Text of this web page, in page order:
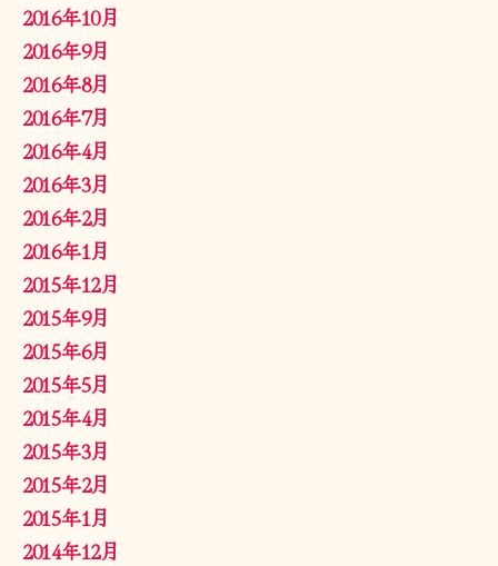
2016年10月
2016年9月
2016年8月
2016年7月
2016年4月
2016年3月
2016年2月
2016年1月
2015年12月
2015年9月
2015年6月
2015年5月
2015年4月
2015年3月
2015年2月
2015年1月
2014年12月